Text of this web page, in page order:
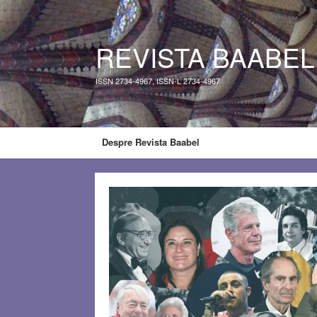
REVISTA BAABEL
ISSN 2734-4967, ISSN-L 2734-4967
Despre Revista Baabel